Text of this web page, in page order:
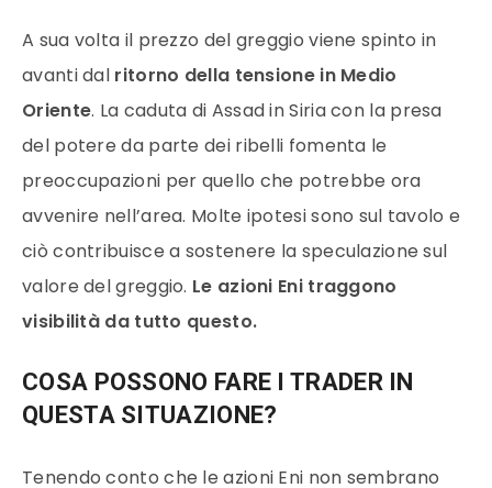
A sua volta il prezzo del greggio viene spinto in
avanti dal ritorno della tensione in Medio
Oriente. La caduta di Assad in Siria con la presa
del potere da parte dei ribelli fomenta le
preoccupazioni per quello che potrebbe ora
avvenire nell’area. Molte ipotesi sono sul tavolo e
ciò contribuisce a sostenere la speculazione sul
valore del greggio. Le azioni Eni traggono
visibilità da tutto questo.
COSA POSSONO FARE I TRADER IN
QUESTA SITUAZIONE?
Tenendo conto che le azioni Eni non sembrano